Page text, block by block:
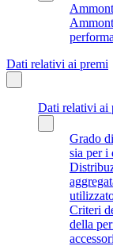
Dati relativi ai premi
Dati relativi ai
Grado
sia per i
Criteri
della